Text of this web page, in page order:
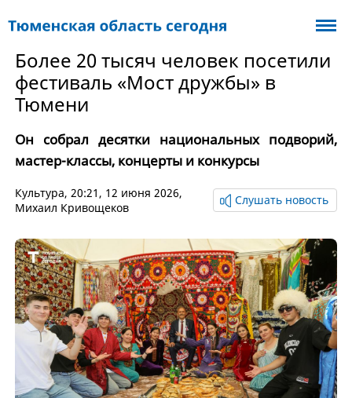
Более 20 тысяч человек посетили
фестиваль «Мост дружбы» в
Тюмени
Он собрал десятки национальных подворий,
мастер-классы, концерты и конкурсы
Культура, 20:21, 12 июня 2026,
Михаил Кривощеков
Слушать новость